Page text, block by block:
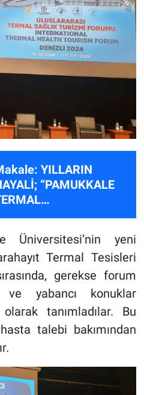
YILLARIN
“PAMUKKALE
MERKEZİ” AÇILDI.
Üniversitesi’nin yeni
Termal Tesisleri
gerekse forum
ve yabancı konuklar
tanımladılar. Bu
talebi bakımından